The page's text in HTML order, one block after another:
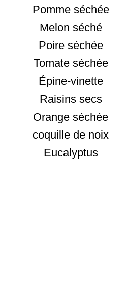
Pomme séchée
Melon séché
Poire séchée
Tomate séchée
Épine-vinette
Raisins secs
Orange séchée
coquille de noix
Eucalyptus